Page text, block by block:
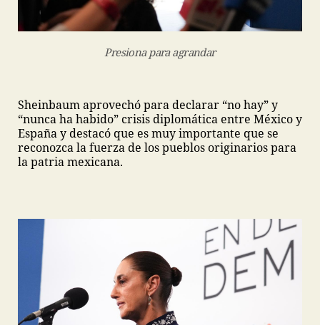
Presiona para agrandar
Sheinbaum aprovechó para declarar “no hay” y
“nunca ha habido” crisis diplomática entre México y
España y destacó que es muy importante que se
reconozca la fuerza de los pueblos originarios para
la patria mexicana.